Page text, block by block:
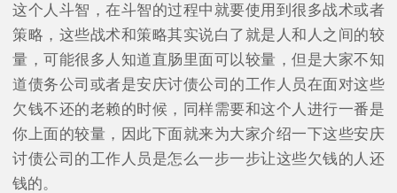
这个人斗智，在斗智的过程中就要使用到很多战术或者
策略，这些战术和策略其实说白了就是人和人之间的较
量，可能很多人知道直肠里面可以较量，但是大家不知
道债务公司或者是安庆讨债公司的工作人员在面对这些
欠钱不还的老赖的时候，同样需要和这个人进行一番是
你上面的较量，因此下面就来为大家介绍一下这些安庆
讨债公司的工作人员是怎么一步一步让这些欠钱的人还
钱的。